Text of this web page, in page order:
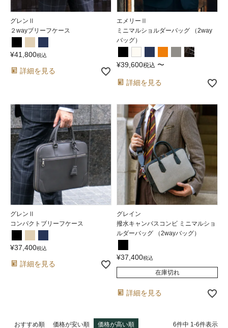
グレンⅡ
２wayブリーフケース
¥41,800税込
詳細を見る
エメリーⅡ
ミニマルショルダーバッグ （2way
バッグ）
¥39,600税込 〜
詳細を見る
グレンⅡ
コンパクトブリーフケース
¥37,400税込
詳細を見る
グレイン
撥水キャンバスコンビ ミニマルショ
ルダーバッグ （2wayバッグ）
¥37,400税込
在庫切れ
詳細を見る
おすすめ順 価格が安い順 価格が高い順 6件中 1 -6件表示